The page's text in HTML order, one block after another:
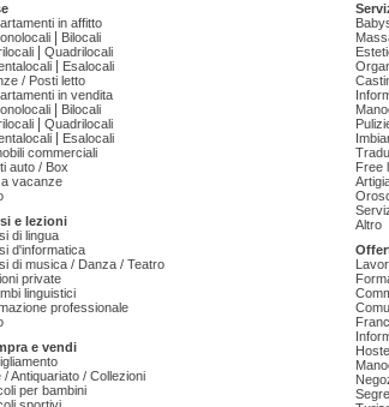
in affitto
Bilocali
Quadrilocali
Esalocali
/ Posti letto
in vendita
Bilocali
Quadrilocali
Esalocali
commerciali
auto / Box
vacanze
e lezioni
di lingua
d'informatica
di musica / Danza / Teatro
private
linguistici
professionale
e vendi
/ Antiquariato / Collezioni
per bambini
Free
Altro